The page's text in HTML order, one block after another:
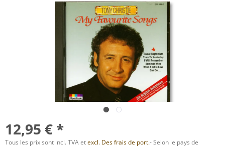
12,95 € *
Tous les prix sont incl. TVA etexcl. Des frais de port.- Selon le pays de